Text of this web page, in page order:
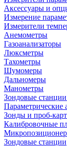
Аксессуары и
Измерение
Измерители
Анемометры
Газоанализаторы
Люксметры
Тахометры
Шумомеры
Дальномеры
Манометры
Зондовые
Параметрические
Зонды и проб-
Калибровочные
Зондовые станции